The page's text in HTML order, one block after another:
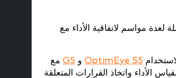
لعدة مواسم لاتفاقية الأداء مع
OptimEye S5 و G5 مع
الأداء واتخاذ القرارات المتعلقة